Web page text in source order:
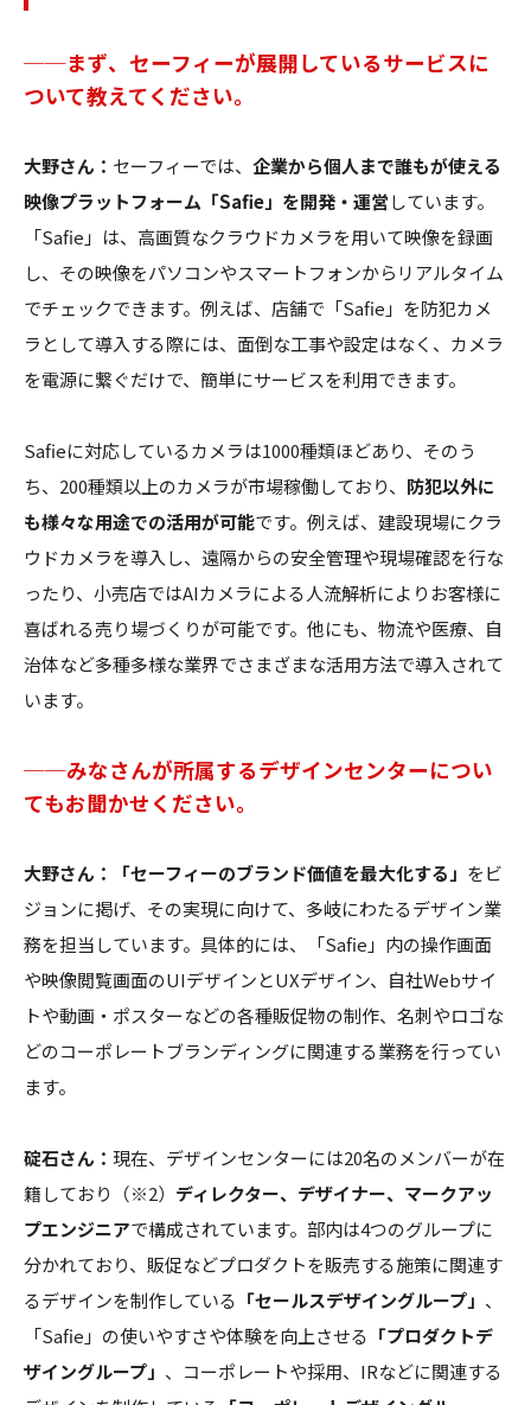
──まず、セーフィーが展開しているサービスに
ついて教えてください。
大野さん： セーフィーでは、 企業から個人まで誰もが使える
映像プラットフォーム「Safie」を開発・運営しています。
「Safie」は、高画質なクラウドカメラを用いて映像を録画
し、その映像をパソコンやスマートフォンからリアルタイム
でチェックできます。例えば、店舗で「Safie」を防犯カメ
ラとして導入する際には、面倒な工事や設定はなく、カメラ
を電源に繋ぐだけで、簡単にサービスを利用できます。
Safieに対応しているカメラは1000種類ほどあり、そのう
ち、200種類以上のカメラが市場稼働しており、 防犯以外に
も様々な用途での活用が可能です。例えば、建設現場にクラ
ウドカメラを導入し、遠隔からの安全管理や現場確認を行な
ったり、小売店ではAIカメラによる人流解析によりお客様に
喜ばれる売り場づくりが可能です。他にも、物流や医療、自
治体など多種多様な業界でさまざまな活用方法で導入されて
います。
──みなさんが所属するデザインセンターについ
てもお聞かせください。
大野さん：「セーフィーのブランド価値を最大化する」 をビ
ジョンに掲げ、その実現に向けて、多岐にわたるデザイン業
務を担当しています。具体的には、「Safie」内の操作画面
や映像閲覧画面のUIデザインとUXデザイン、自社Webサイ
トや動画・ポスターなどの各種販促物の制作、名刺やロゴな
どのコーポレートブランディングに関連する業務を行ってい
ます。
碇石さん： 現在、デザインセンターには20名のメンバーが在
籍しており（※2） ディレクター、デザイナー、マークアッ
プエンジニアで構成されています。部内は4つのグループに
分かれており、販促などプロダクトを販売する施策に関連す
るデザインを制作している 「セールスデザイングループ」 、
「Safie」の使いやすさや体験を向上させる 「プロダクトデ
ザイングループ」 、コーポレートや採用、IRなどに関連する